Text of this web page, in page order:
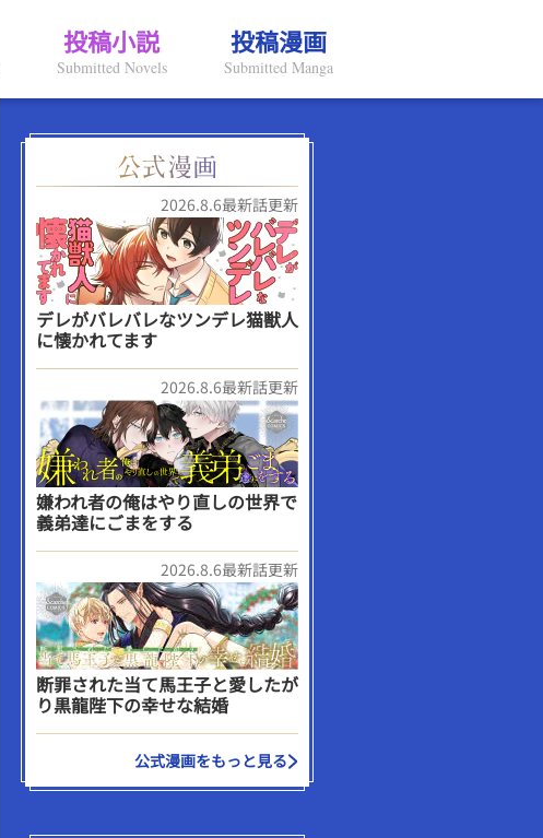
投稿小説
Submitted Novels
投稿漫画
Submitted Manga
2026.8.6最新話更新
デレがバレバレなツンデレ猫獣人
に懐かれてます
2026.8.6最新話更新
嫌われ者の俺はやり直しの世界で
義弟達にごまをする
2026.8.6最新話更新
断罪された当て馬王子と愛したが
り黒龍陛下の幸せな結婚
公式漫画をもっと見る